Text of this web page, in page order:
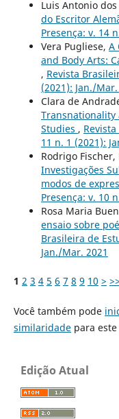
Luis Antonio
do Escritor
Presença: v. 14
Vera Pugliese, A
and Body Arts:
, Revista
(2021): Jan./Mar.
Clara de
Transnationality
Studies ,
11 n. 1 (2021):
Rodrigo
Investigações
modos de
Presença: v. 10
Rosa Maria
ensaio sobre
Brasileira de
Jan./Mar. 2021
1 2 3 4 5 6 7 8 9 10 > >>
Você também pode
similaridadepara este
Edição Atual